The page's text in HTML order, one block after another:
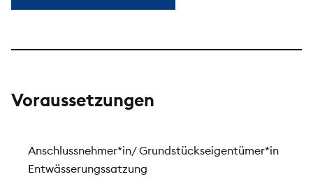
Voraussetzungen
Anschlussnehmer*in/ Grundstückseigentümer*in
Entwässerungssatzung